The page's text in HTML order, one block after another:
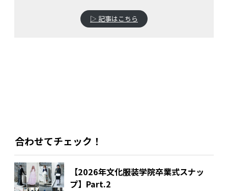
▷ 記事はこちら
合わせてチェック！
【2026年文化服装学院卒業式スナッ
プ】Part.2